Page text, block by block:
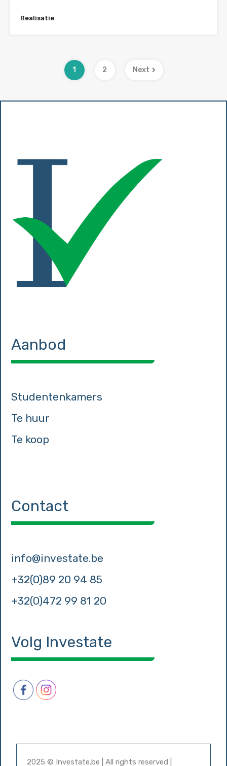
Realisatie
1 2 Next
Aanbod
Studentenkamers
Te huur
Te koop
Contact
info@investate.be
+32(0)89 20 94 85
+32(0)472 99 81 20
Volg Investate
2025 © Investate.be | All rights reserved |